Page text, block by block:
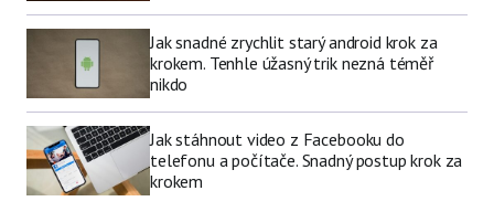
Jak snadné zrychlit starý android krok za
krokem. Tenhle úžasný trik nezná téměř
nikdo
Jak stáhnout video z Facebooku do
telefonu a počítače. Snadný postup krok za
krokem